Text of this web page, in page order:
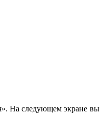
На следующем экране